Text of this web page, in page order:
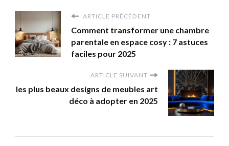
ARTICLE PRÉCÉDENT
Comment transformer une chambre
parentale en espace cosy : 7 astuces
faciles pour 2025
ARTICLE SUIVANT
les plus beaux designs de meubles art
déco à adopter en 2025